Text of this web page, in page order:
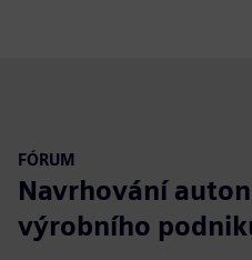
FÓRUM
Navrhování
výrobního